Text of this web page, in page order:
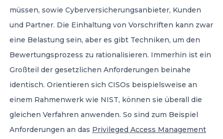
müssen, sowie Cyberversicherungsanbieter, Kunden
und Partner. Die Einhaltung von Vorschriften kann zwar
eine Belastung sein, aber es gibt Techniken, um den
Bewertungsprozess zu rationalisieren. Immerhin ist ein
Großteil der gesetzlichen Anforderungen beinahe
identisch. Orientieren sich CISOs beispielsweise an
einem Rahmenwerk wie NIST, können sie überall die
gleichen Verfahren anwenden. So sind zum Beispiel
Anforderungen an das Privileged Access Management